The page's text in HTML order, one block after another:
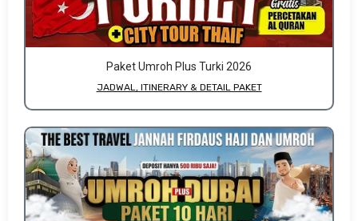
Paket Umroh Plus Turki 2026
JADWAL, ITINERARY & DETAIL PAKET